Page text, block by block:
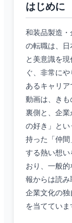
はじめに
和装品製造・
の転職は、日
と美意識を現
ぐ、非常に
あるキャリア
動画は、きも
裏側と、企業
の好き」とい
持った「仲間
する熱い想い
おり、一般
報からは読み
企業文化の独
を当てていま